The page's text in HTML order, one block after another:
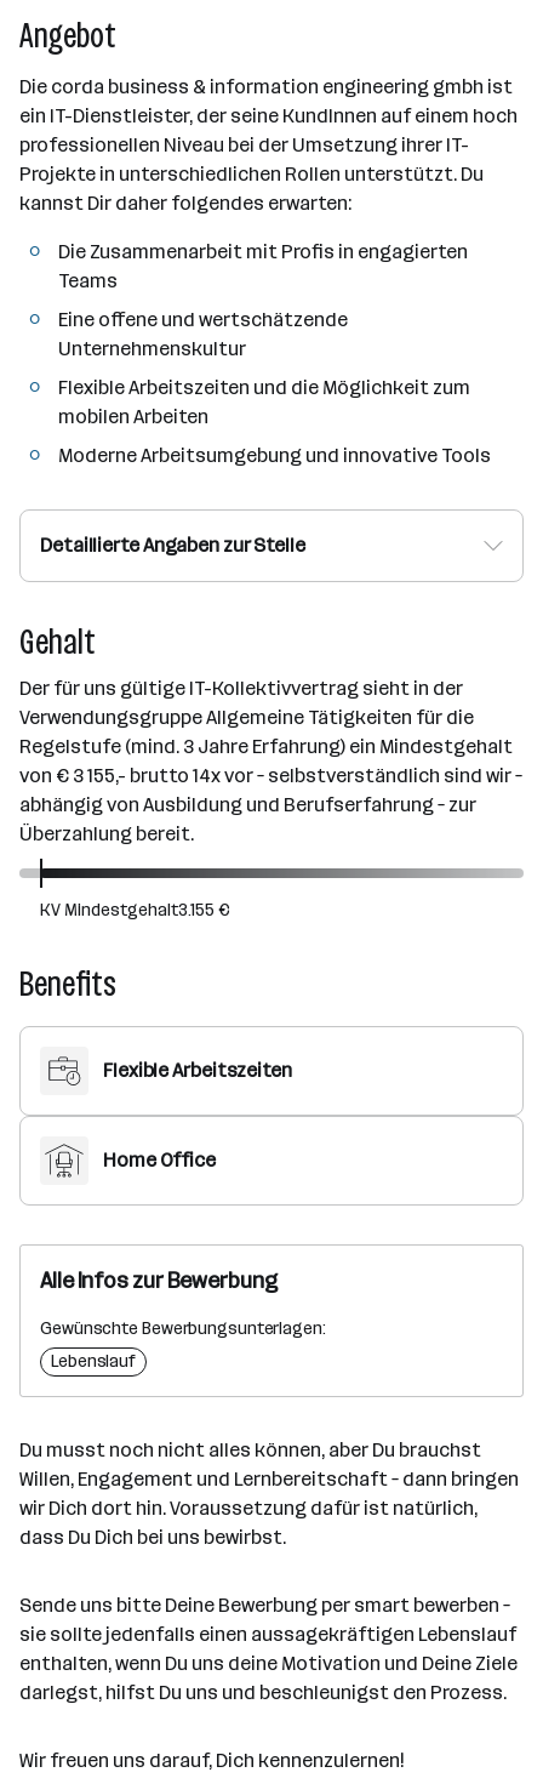
Angebot
Die corda business & information engineering gmbh ist
ein IT-Dienstleister, der seine KundInnen auf einem hoch
professionellen Niveau bei der Umsetzung ihrer IT-
Projekte in unterschiedlichen Rollen unterstützt. Du
kannst Dir daher folgendes erwarten:
Die Zusammenarbeit mit Profis in engagierten
Teams
Eine offene und wertschätzende
Unternehmenskultur
Flexible Arbeitszeiten und die Möglichkeit zum
mobilen Arbeiten
Moderne Arbeitsumgebung und innovative Tools
Detaillierte Angaben zur Stelle
Gehalt
Der für uns gültige IT-Kollektivvertrag sieht in der
Verwendungsgruppe Allgemeine Tätigkeiten für die
Regelstufe (mind. 3 Jahre Erfahrung) ein Mindestgehalt
von € 3 155,- brutto 14x vor – selbstverständlich sind wir –
abhängig von Ausbildung und Berufserfahrung – zur
Überzahlung bereit.
KV Mindestgehalt3.155 €
Benefits
Flexible Arbeitszeiten
Home Office
Alle Infos zur Bewerbung
Gewünschte Bewerbungsunterlagen:
Lebenslauf
Du musst noch nicht alles können, aber Du brauchst
Willen, Engagement und Lernbereitschaft – dann bringen
wir Dich dort hin. Voraussetzung dafür ist natürlich,
dass Du Dich bei uns bewirbst.
Sende uns bitte Deine Bewerbung per smart bewerben –
sie sollte jedenfalls einen aussagekräftigen Lebenslauf
enthalten, wenn Du uns deine Motivation und Deine Ziele
darlegst, hilfst Du uns und beschleunigst den Prozess.
Wir freuen uns darauf, Dich kennenzulernen!